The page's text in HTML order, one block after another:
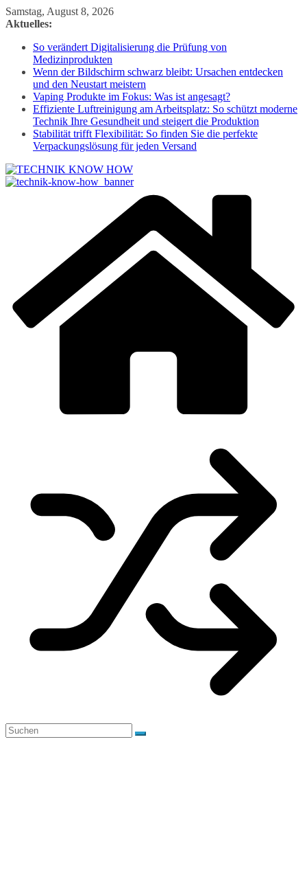
Zum
Inhalt
Samstag, August 8, 2026
Aktuelles:
So verändert Digitalisierung die Prüfung von
Medizinprodukten
Wenn der Bildschirm schwarz bleibt: Ursachen entdecken
und den Neustart meistern
Vaping Produkte im Fokus: Was ist angesagt?
Effiziente Luftreinigung am Arbeitsplatz: So schützt moderne
Technik Ihre Gesundheit und steigert die Produktion
Stabilität trifft Flexibilität: So finden Sie die perfekte
Verpackungslösung für jeden Versand